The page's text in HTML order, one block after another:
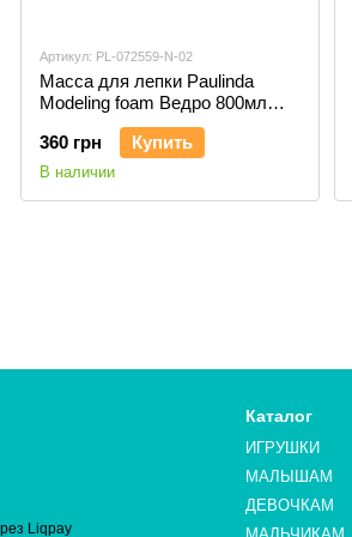
Артикул: PL-072559-N-02
Масса для лепки Paulinda
Modeling foam Ведро 800мл
(желтый) PL-072559
360 грн
Купить
В наличии
Каталог
ИГРУШКИ
МАЛЫШАМ
ДЕВОЧКАМ